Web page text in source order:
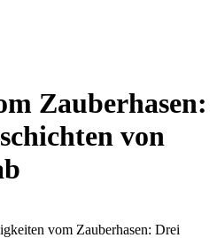
Zauberhasen:
von
vom Zauberhasen: Drei